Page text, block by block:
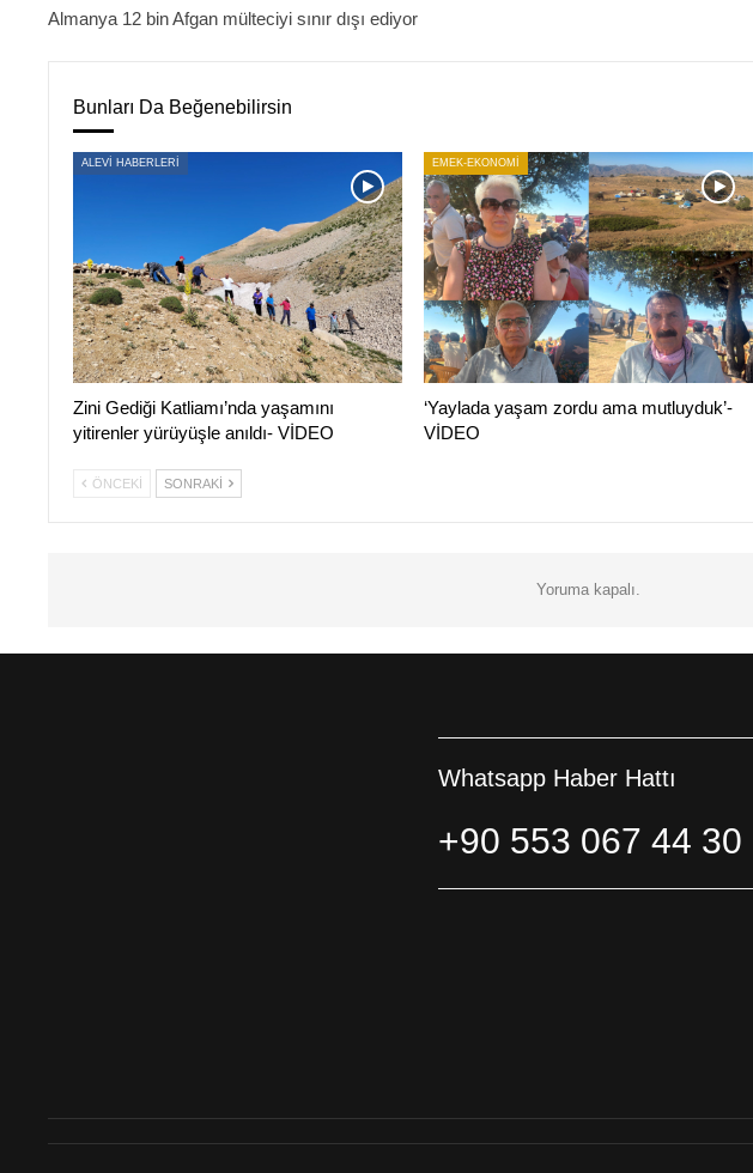
Almanya 12 bin Afgan mülteciyi sınır dışı ediyor
Bunları Da Beğenebilirsin
ALEVİ HABERLERİ
Zini Gediği Katliamı’nda yaşamını
yitirenler yürüyüşle anıldı- VİDEO
EMEK-EKONOMİ
‘Yaylada yaşam zordu ama mutluyduk’-
VİDEO
ÖNCEKI SONRAKI
Yoruma kapalı.
Whatsapp Haber Hattı
+90 553 067 44 30